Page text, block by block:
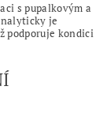
s pupalkovým a
je
podporuje kondici